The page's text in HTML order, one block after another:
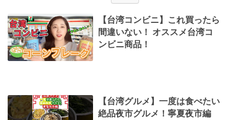
【台湾コンビニ】これ買ったら
間違いない！ オススメ台湾コ
ンビニ商品！
【台湾グルメ】一度は食べたい
絶品夜市グルメ！寧夏夜市編